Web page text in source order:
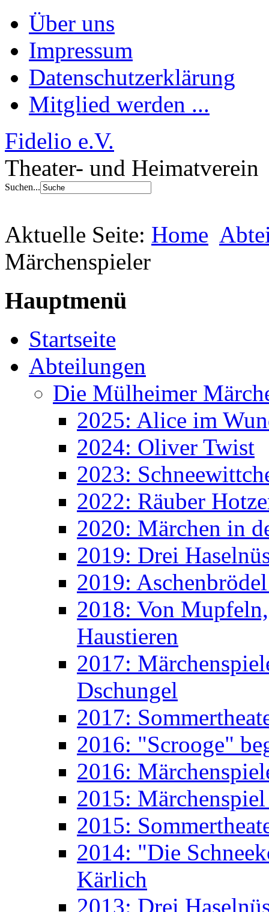
Über uns
Impressum
Datenschutzerklärung
Mitglied werden ...
Fidelio e.V.
Theater- und Heimatverein
Suchen...
Aktuelle Seite: Home
Märchenspieler
Hauptmenü
Startseite
Abteilungen
Die Mülheimer
2025: Alice im
2024: Oliver Twist
2023:
2022: Räuber
2020: Märchen in
2019: Drei
2019:
2018: Von
Haustieren
2017:
Dschungel
2017:
2016: "Scrooge"
2016:
2015:
2015:
2014: "Die
Kärlich
2013: Drei